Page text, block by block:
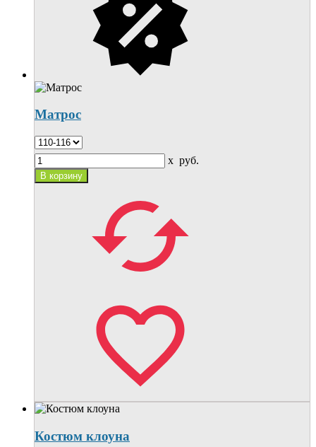
Матрос
x руб.
Костюм клоуна